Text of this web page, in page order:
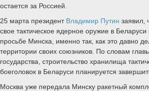
остается за Россией.
25 марта президент Владимир Путин заявил,
свое тактическое ядерное оружие в Беларуси
просьбе Минска, именно так, как это давно
территории своих союзников. По словам
государства, строительство хранилища
боеголовок в Беларуси планируется
Москва уже передала Минску ракетный